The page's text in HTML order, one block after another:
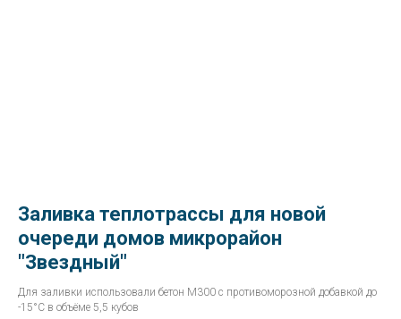
Заливка теплотрассы для новой
очереди домов микрорайон
"Звездный"
Для заливки использовали бетон М300 с противоморозной добавкой до
-15°С в объёме 5,5 кубов